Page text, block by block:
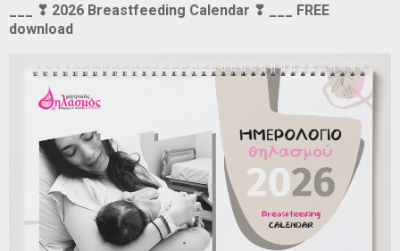
___ ❣ 2026 Breastfeeding Calendar ❣ ___ FREE
download